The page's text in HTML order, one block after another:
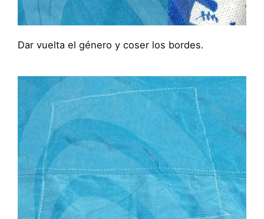
Dar vuelta el género y coser los bordes.